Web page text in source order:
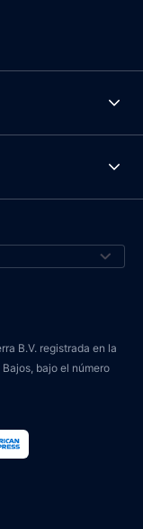
B.V. registrada en la
bajo el número